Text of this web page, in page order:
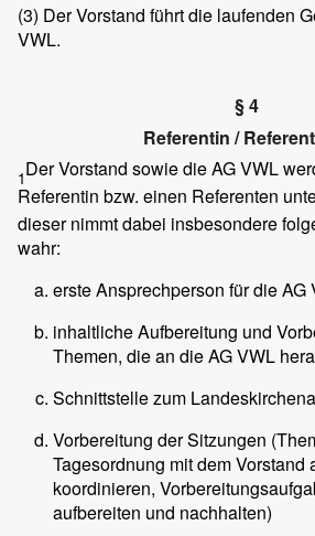
(3) Der Vorstand führt die laufenden
VWL.
§ 4
Referentin / Referent
1Der Vorstand sowie die AG VWL
Referentin bzw. einen Referenten
dieser nimmt dabei insbesondere
wahr:
erste Ansprechperson für die AG
inhaltliche Aufbereitung und
Themen, die an die AG VWL
Schnittstelle zum
Vorbereitung der Sitzungen
Tagesordnung mit dem Vorstand
koordinieren,
aufbereiten und nachhalten)